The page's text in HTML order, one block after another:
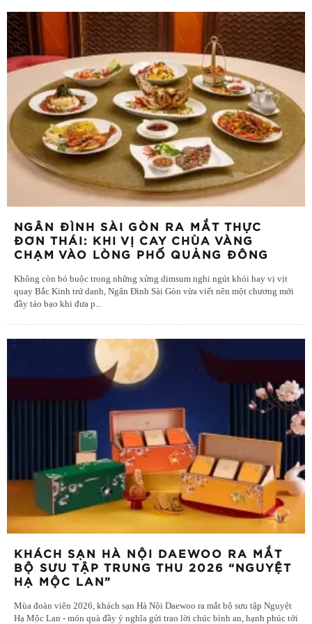
NGÂN ĐÌNH SÀI GÒN RA MẮT THỰC
ĐƠN THÁI: KHI VỊ CAY CHÙA VÀNG
CHẠM VÀO LÒNG PHỐ QUẢNG ĐÔNG
Không còn bó buộc trong những xửng dimsum nghi ngút khói hay vị vịt
quay Bắc Kinh trứ danh, Ngân Đình Sài Gòn vừa viết nên một chương mới
đầy táo bạo khi đưa p...
KHÁCH SẠN HÀ NỘI DAEWOO RA MẮT
BỘ SƯU TẬP TRUNG THU 2026 “NGUYỆT
HẠ MỘC LAN”
Mùa đoàn viên 2026, khách sạn Hà Nội Daewoo ra mắt bộ sưu tập Nguyệt
Hạ Mộc Lan - món quà đầy ý nghĩa gửi trao lời chúc bình an, hạnh phúc tới